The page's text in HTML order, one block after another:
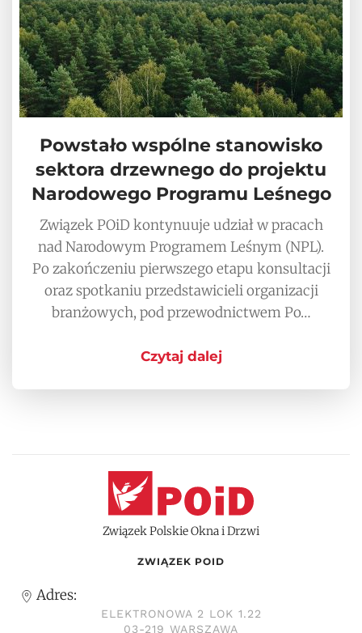
Powstało wspólne stanowisko
sektora drzewnego do projektu
Narodowego Programu Leśnego
Związek POiD kontynuuje udział w pracach
nad Narodowym Programem Leśnym (NPL).
Po zakończeniu pierwszego etapu konsultacji
oraz spotkaniu przedstawicieli organizacji
branżowych, pod przewodnictwem Po…
Czytaj dalej
Związek Polskie Okna i Drzwi
ZWIĄZEK POID
Adres:
ELEKTRONOWA 2 LOK 1.22
03-219 WARSZAWA